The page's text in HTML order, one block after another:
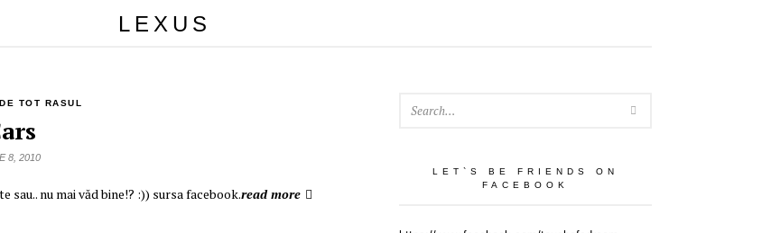
LEXUS
DE TOT RASUL
8, 2010
sau.. nu mai văd bine!? :)) sursa facebook.read more
LET`S BE FRIENDS ON
FACEBOOK